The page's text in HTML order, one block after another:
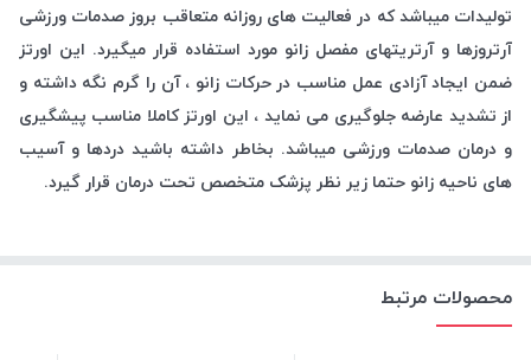
تولیدات میباشد که در فعالیت های روزانه متعاقب بروز صدمات ورزشی
آرتروزها و آرتریتهای مفصل زانو مورد استفاده قرار میگیرد. این اورتز
ضمن ایجاد آزادی عمل مناسب در حرکات زانو ، آن را گرم نگه داشته و
از تشدید عارضه جلوگیری می نماید ، این اورتز کاملا مناسب پیشگیری
و درمان صدمات ورزشی میباشد. بخاطر داشته باشید دردها و آسیب
های ناحیه زانو حتما زیر نظر پزشک متخصص تحت درمان قرار گیرد.
محصولات مرتبط